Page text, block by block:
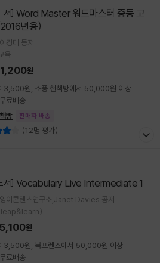
서]
년용)
경미 등저
육
1,200원
3,500원, 소풍 헌책방에서 50,000원 이상
료배송
방
판매자 배송
(12명 평가)
서] Vocabulary Live Intermediate 1
어콘텐츠연구소,Janet Davies 공저
5,100원
3,500원, 북프렌즈에서 50,000원 이상
료배송